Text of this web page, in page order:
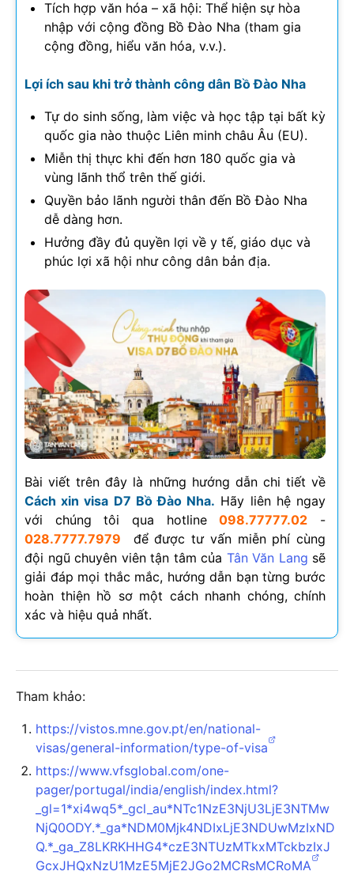
Tích hợp văn hóa – xã hội: Thể hiện sự hòa
nhập với cộng đồng Bồ Đào Nha (tham gia
cộng đồng, hiểu văn hóa, v.v.).
Lợi ích sau khi trở thành công dân Bồ Đào Nha
Tự do sinh sống, làm việc và học tập tại bất kỳ
quốc gia nào thuộc Liên minh châu Âu (EU).
Miễn thị thực khi đến hơn 180 quốc gia và
vùng lãnh thổ trên thế giới.
Quyền bảo lãnh người thân đến Bồ Đào Nha
dễ dàng hơn.
Hưởng đầy đủ quyền lợi về y tế, giáo dục và
phúc lợi xã hội như công dân bản địa.
Bài viết trên đây là những hướng dẫn chi tiết về
Cách xin visa D7 Bồ Đào Nha. Hãy liên hệ ngay
với chúng tôi qua hotline098.77777.02 -
028.7777.7979 để được tư vấn miễn phí cùng
đội ngũ chuyên viên tận tâm của Tân Văn Lang sẽ
giải đáp mọi thắc mắc, hướng dẫn bạn từng bước
hoàn thiện hồ sơ một cách nhanh chóng, chính
xác và hiệu quả nhất.
Tham khảo:
https://vistos.mne.gov.pt/en/national-
visas/general-information/type-of-visa
https://www.vfsglobal.com/one-
pager/portugal/india/english/index.html?
_gl=1*xi4wq5*_gcl_au*NTc1NzE3NjU3LjE3NTMw
NjQ0ODY.*_ga*NDM0Mjk4NDIxLjE3NDUwMzIxND
Q.*_ga_Z8LKRKHHG4*czE3NTUzMTkxMTckbzIxJ
GcxJHQxNzU1MzE5MjE2JGo2MCRsMCRoMA